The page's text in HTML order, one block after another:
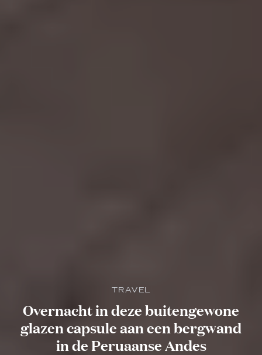
TRAVEL
Overnacht in deze buitengewone
glazen capsule aan een bergwand
in de Peruaanse Andes